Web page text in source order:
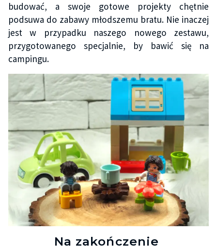
budować, a swoje gotowe projekty chętnie
podsuwa do zabawy młodszemu bratu. Nie inaczej
jest w przypadku naszego nowego zestawu,
przygotowanego specjalnie, by bawić się na
campingu.
Na zakończenie